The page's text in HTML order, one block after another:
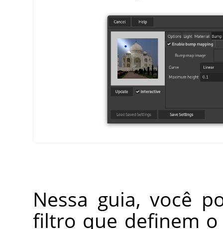
Nessa guia, você
filtro que definem